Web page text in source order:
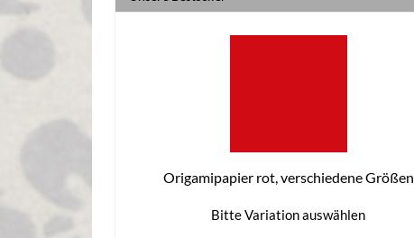
Origamipapier rot, verschiedene Größen
Bitte Variation auswählen